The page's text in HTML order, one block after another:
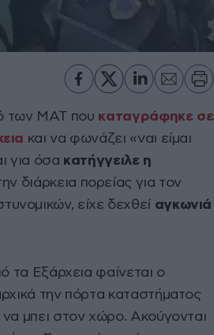
των ΜΑΤ που καταγράφηκε σε
και να φωνάζει «ναι είμαι
για όσα κατήγγειλε η
διάρκεια πορείας για τον
είχε δεχθεί αγκωνιά
τα Εξάρχεια φαίνεται ο
την πόρτα καταστήματος
μπει στον χώρο. Ακούγονται